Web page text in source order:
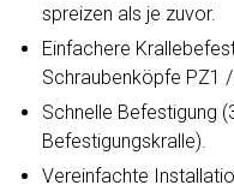
spreizen als je zuvor.
Einfachere
Schraubenköpfe PZ1
Schnelle Befestigung
Befestigungskralle).
Vereinfachte